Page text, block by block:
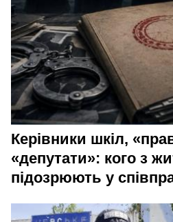
Керівники шкіл,
«депутати»: кого з
підозрюють у